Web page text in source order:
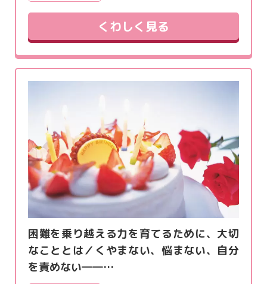
くわしく見る
困難を乗り越える力を育てるために、大切
なこととは／くやまない、悩まない、自分
を責めない――…